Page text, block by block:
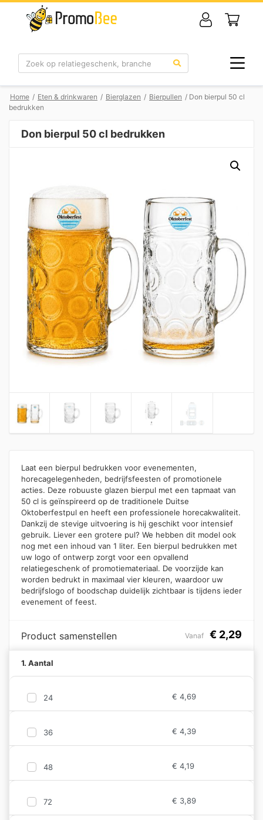
Zoek
Home / Eten & drinkwaren / Bierglazen / Bierpullen / Don bierpul 50 cl
bedrukken
Don bierpul 50 cl bedrukken
Laat een bierpul bedrukken voor evenementen,
horecagelegenheden, bedrijfsfeesten of promotionele
acties. Deze robuuste glazen bierpul met een tapmaat van
50 cl is geïnspireerd op de traditionele Duitse
Oktoberfestpul en heeft een professionele horecakwaliteit.
Dankzij de stevige uitvoering is hij geschikt voor intensief
gebruik. Liever een grotere pul? We hebben dit model ook
nog met een inhoud van 1 liter. Een bierpul bedrukken met
uw logo of ontwerp zorgt voor een opvallend
relatiegeschenk of promotiemateriaal. De voorzijde kan
worden bedrukt in maximaal vier kleuren, waardoor uw
bedrijfslogo of boodschap duidelijk zichtbaar is tijdens ieder
evenement of feest.
Product samenstellen Vanaf € 2,29
1. Aantal
24 € 4,69
36 € 4,39
48 € 4,19
72 € 3,89